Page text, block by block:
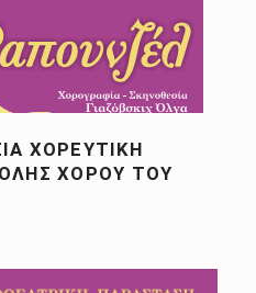
ΧΟΡΕΥΤΙΚΉ
ΧΟΡΟΎ ΤΟΥ